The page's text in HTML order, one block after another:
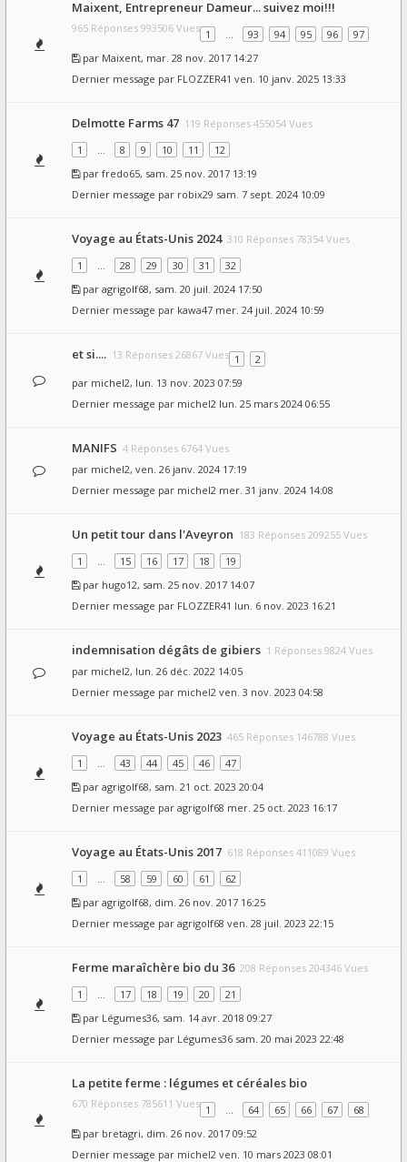
Maixent, Entrepreneur Dameur... suivez moi!!!
965 Réponses 993506 Vues 1 … 93 94 95 96
97
par Maixent, mar. 28 nov. 2017 14:27
Dernier message par FLOZZER41 ven. 10 janv. 2025 13:33
Delmotte Farms 47 119 Réponses 455054 Vues
1
… 8 9 10 11
12
par fredo65, sam. 25 nov. 2017 13:19
Dernier message par robix29 sam. 7 sept. 2024 10:09
Voyage au États-Unis 2024 310 Réponses 78354 Vues
1
… 28 29 30 31
32
par agrigolf68, sam. 20 juil. 2024 17:50
Dernier message par kawa47 mer. 24 juil. 2024 10:59
et si.... 13 Réponses 26867 Vues 1
2
par michel2, lun. 13 nov. 2023 07:59
Dernier message par michel2 lun. 25 mars 2024 06:55
MANIFS 4 Réponses 6764 Vues
par michel2, ven. 26 janv. 2024 17:19
Dernier message par michel2 mer. 31 janv. 2024 14:08
Un petit tour dans l'Aveyron 183 Réponses 209255 Vues
1
… 15 16 17 18
19
par hugo12, sam. 25 nov. 2017 14:07
Dernier message par FLOZZER41 lun. 6 nov. 2023 16:21
indemnisation dégâts de gibiers 1 Réponses 9824 Vues
par michel2, lun. 26 déc. 2022 14:05
Dernier message par michel2 ven. 3 nov. 2023 04:58
Voyage au États-Unis 2023 465 Réponses 146788 Vues
1
… 43 44 45 46
47
par agrigolf68, sam. 21 oct. 2023 20:04
Dernier message par agrigolf68 mer. 25 oct. 2023 16:17
Voyage au États-Unis 2017 618 Réponses 411089 Vues
1
… 58 59 60 61
62
par agrigolf68, dim. 26 nov. 2017 16:25
Dernier message par agrigolf68 ven. 28 juil. 2023 22:15
Ferme maraîchère bio du 36 208 Réponses 204346 Vues
1
… 17 18 19 20
21
par Légumes36, sam. 14 avr. 2018 09:27
Dernier message par Légumes36 sam. 20 mai 2023 22:48
La petite ferme : légumes et céréales bio
670 Réponses 785611 Vues 1 … 64 65 66 67
68
par bretagri, dim. 26 nov. 2017 09:52
Dernier message par michel2 ven. 10 mars 2023 08:01